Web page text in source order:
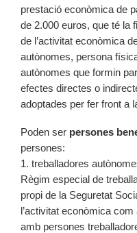
prestació econòmica de
de 2.000 euros, que té la
de l’activitat econòmica
autònomes, persona
autònomes que formin
efectes directes o
adoptades per fer front a
Poden ser persones
persones:
1. treballadores
Règim especial de
propi de la Seguretat
l’activitat econòmica
amb persones